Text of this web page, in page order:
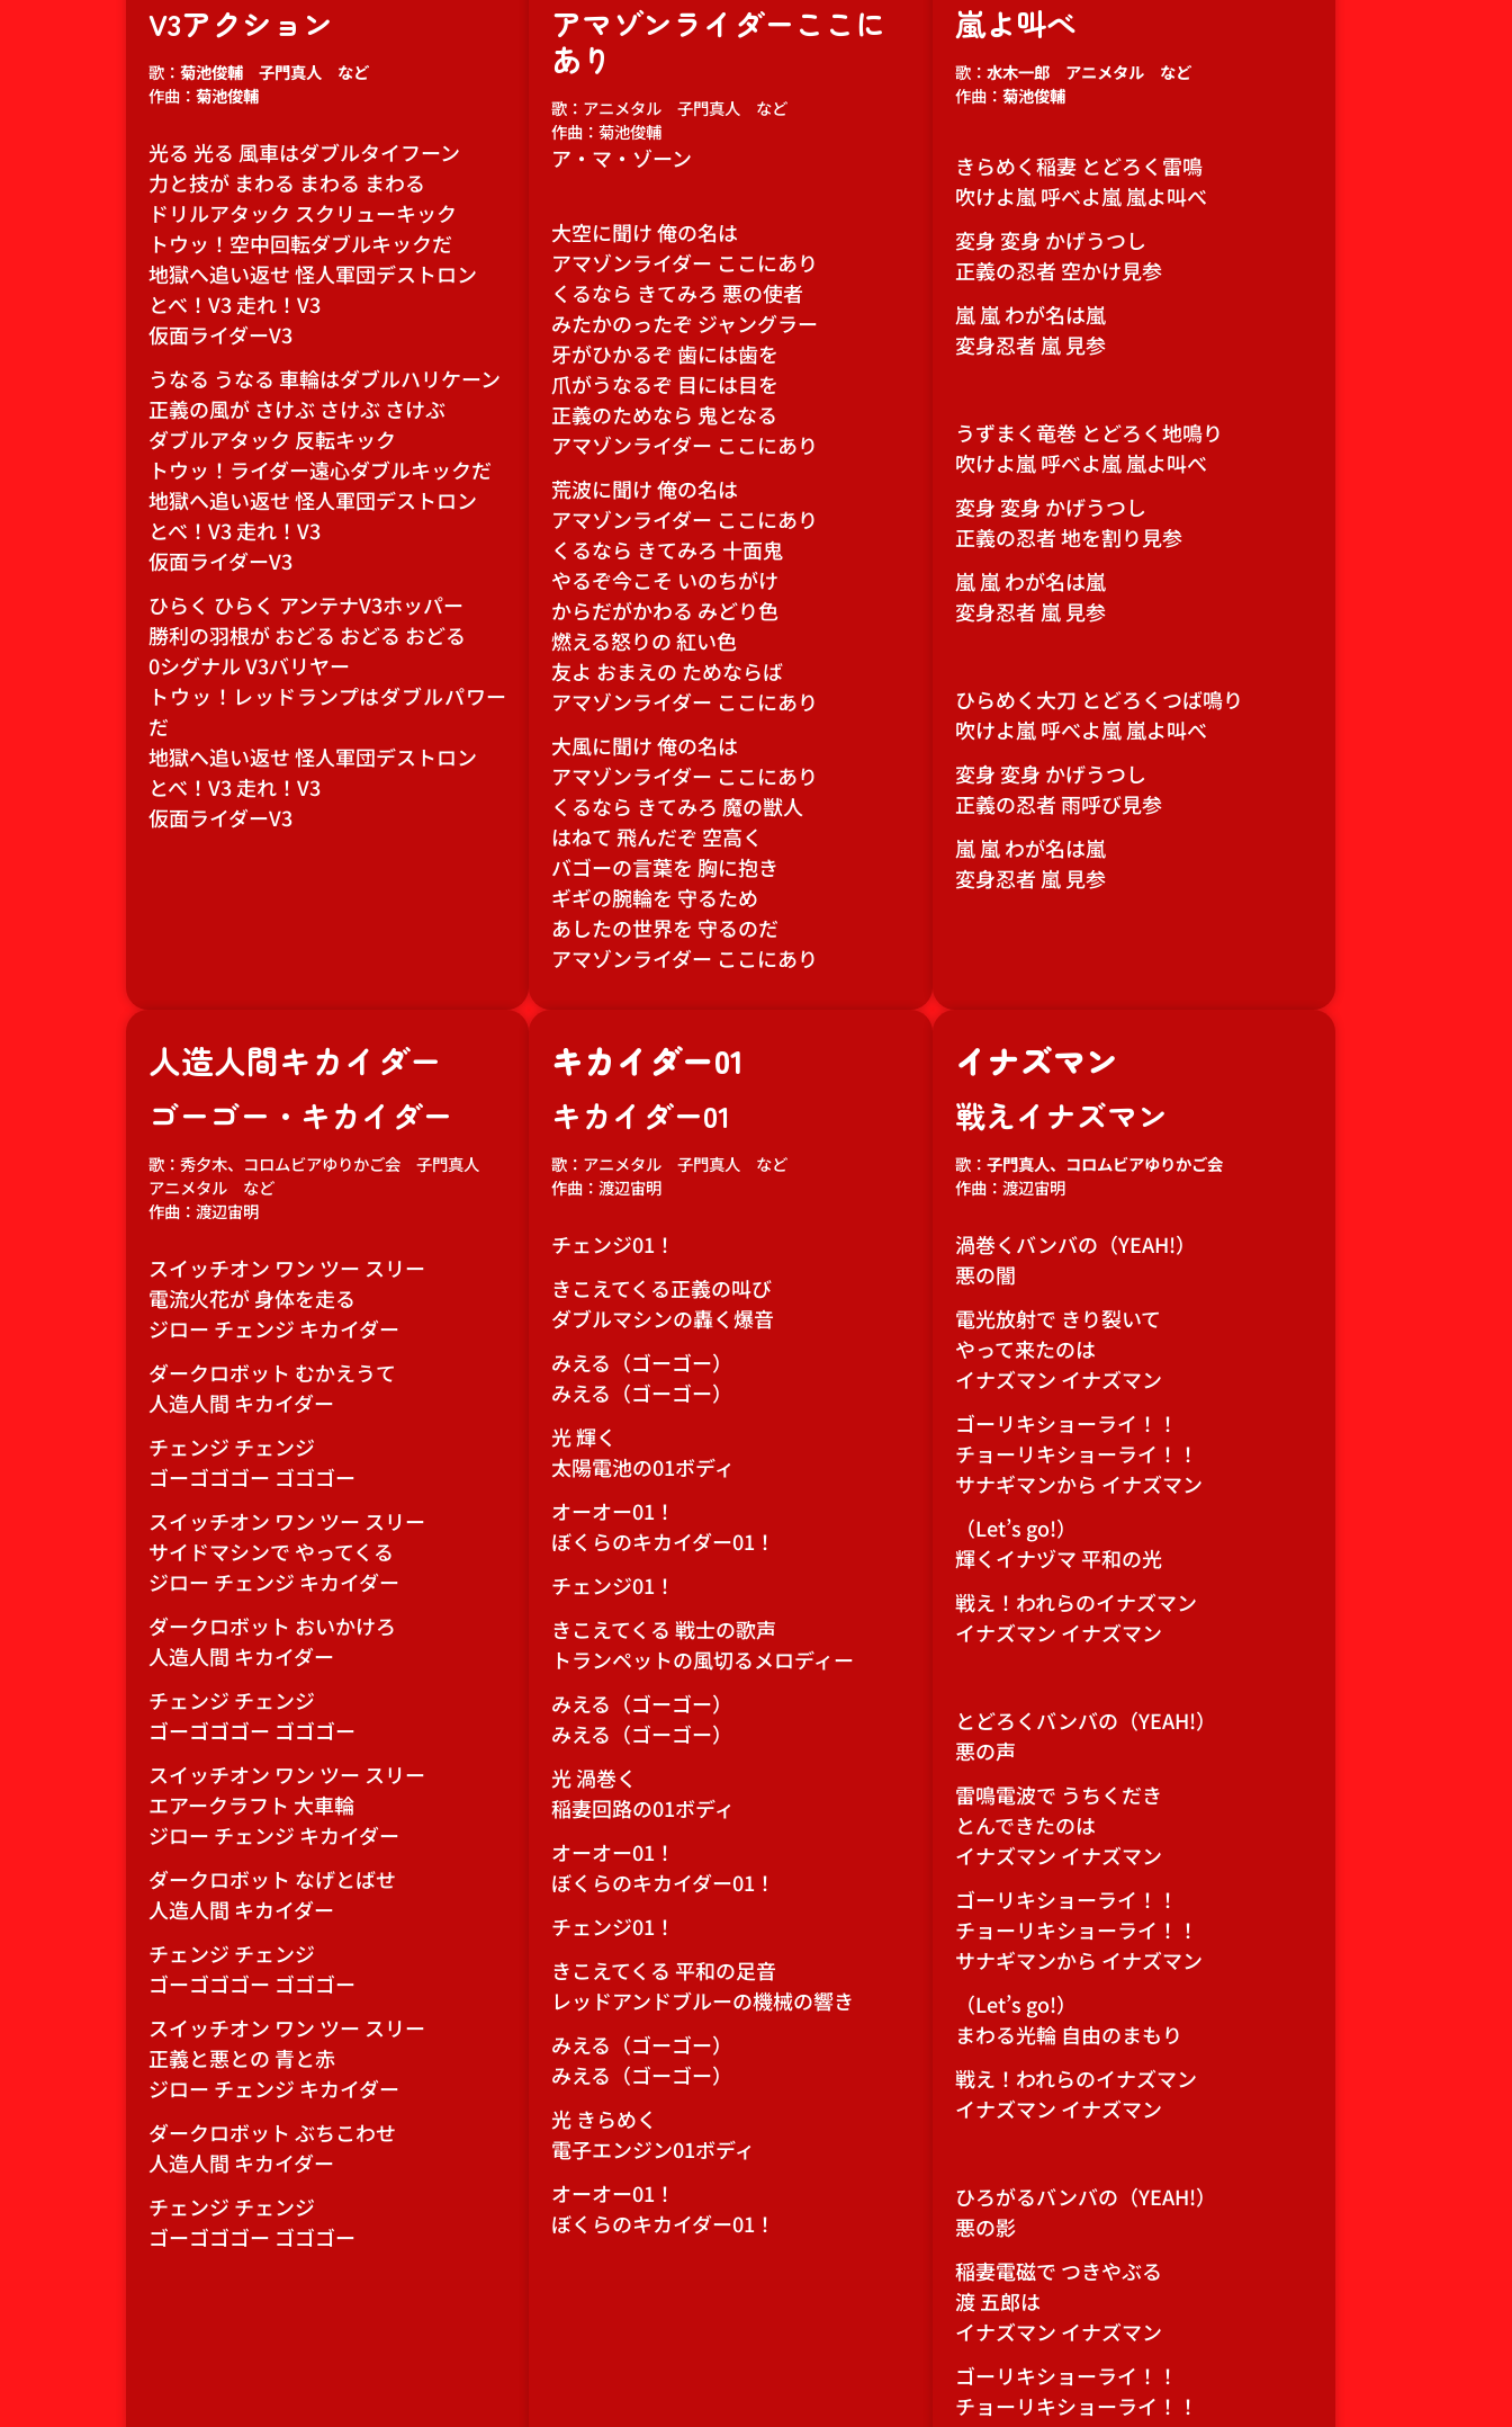
V3アクション
歌： 菊池俊輔 子門真人 など
作曲： 菊池俊輔
光る 光る 風車はダブルタイフーン
力と技が まわる まわる まわる
ドリルアタック スクリューキック
トウッ！空中回転ダブルキックだ
地獄へ追い返せ 怪人軍団デストロン
とべ！V3 走れ！V3
仮面ライダーV3
うなる うなる 車輪はダブルハリケーン
正義の風が さけぶ さけぶ さけぶ
ダブルアタック 反転キック
トウッ！ライダー遠心ダブルキックだ
地獄へ追い返せ 怪人軍団デストロン
とべ！V3 走れ！V3
仮面ライダーV3
ひらく ひらく アンテナV3ホッパー
勝利の羽根が おどる おどる おどる
0シグナル V3バリヤー
トウッ！レッドランプはダブルパワー
だ
地獄へ追い返せ 怪人軍団デストロン
とべ！V3 走れ！V3
仮面ライダーV3
アマゾンライダーここに
あり
歌：アニメタル 子門真人 など
作曲：菊池俊輔
ア・マ・ゾーン
大空に聞け 俺の名は
アマゾンライダー ここにあり
くるなら きてみろ 悪の使者
みたかのったぞ ジャングラー
牙がひかるぞ 歯には歯を
爪がうなるぞ 目には目を
正義のためなら 鬼となる
アマゾンライダー ここにあり
荒波に聞け 俺の名は
アマゾンライダー ここにあり
くるなら きてみろ 十面鬼
やるぞ今こそ いのちがけ
からだがかわる みどり色
燃える怒りの 紅い色
友よ おまえの ためならば
アマゾンライダー ここにあり
大風に聞け 俺の名は
アマゾンライダー ここにあり
くるなら きてみろ 魔の獣人
はねて 飛んだぞ 空高く
バゴーの言葉を 胸に抱き
ギギの腕輪を 守るため
あしたの世界を 守るのだ
アマゾンライダー ここにあり
嵐よ叫べ
歌： 水木一郎 アニメタル など
作曲： 菊池俊輔
きらめく稲妻 とどろく雷鳴
吹けよ嵐 呼べよ嵐 嵐よ叫べ
変身 変身 かげうつし
正義の忍者 空かけ見参
嵐 嵐 わが名は嵐
変身忍者 嵐 見参
うずまく竜巻 とどろく地鳴り
吹けよ嵐 呼べよ嵐 嵐よ叫べ
変身 変身 かげうつし
正義の忍者 地を割り見参
嵐 嵐 わが名は嵐
変身忍者 嵐 見参
ひらめく大刀 とどろくつば鳴り
吹けよ嵐 呼べよ嵐 嵐よ叫べ
変身 変身 かげうつし
正義の忍者 雨呼び見参
嵐 嵐 わが名は嵐
変身忍者 嵐 見参
人造人間キカイダー
ゴーゴー・キカイダー
歌：秀夕木、コロムビアゆりかご会 子門真人
アニメタル など
作曲：渡辺宙明
スイッチオン ワン ツー スリー
電流火花が 身体を走る
ジロー チェンジ キカイダー
ダークロボット むかえうて
人造人間 キカイダー
チェンジ チェンジ
ゴーゴゴゴー ゴゴゴー
スイッチオン ワン ツー スリー
サイドマシンで やってくる
ジロー チェンジ キカイダー
ダークロボット おいかけろ
人造人間 キカイダー
チェンジ チェンジ
ゴーゴゴゴー ゴゴゴー
スイッチオン ワン ツー スリー
エアークラフト 大車輪
ジロー チェンジ キカイダー
ダークロボット なげとばせ
人造人間 キカイダー
チェンジ チェンジ
ゴーゴゴゴー ゴゴゴー
スイッチオン ワン ツー スリー
正義と悪との 青と赤
ジロー チェンジ キカイダー
ダークロボット ぶちこわせ
人造人間 キカイダー
チェンジ チェンジ
ゴーゴゴゴー ゴゴゴー
キカイダー01
キカイダー01
歌：アニメタル 子門真人 など
作曲：渡辺宙明
チェンジ01！
きこえてくる正義の叫び
ダブルマシンの轟く爆音
みえる（ゴーゴー）
みえる（ゴーゴー）
光 輝く
太陽電池の01ボディ
オーオー01！
ぼくらのキカイダー01！
チェンジ01！
きこえてくる 戦士の歌声
トランペットの風切るメロディー
みえる（ゴーゴー）
みえる（ゴーゴー）
光 渦巻く
稲妻回路の01ボディ
オーオー01！
ぼくらのキカイダー01！
チェンジ01！
きこえてくる 平和の足音
レッドアンドブルーの機械の響き
みえる（ゴーゴー）
みえる（ゴーゴー）
光 きらめく
電子エンジン01ボディ
オーオー01！
ぼくらのキカイダー01！
イナズマン
戦えイナズマン
歌： 子門真人、コロムビアゆりかご会
作曲：渡辺宙明
渦巻くバンバの（YEAH!）
悪の闇
電光放射で きり裂いて
やって来たのは
イナズマン イナズマン
ゴーリキショーライ！！
チョーリキショーライ！！
サナギマンから イナズマン
（Let’s go!）
輝くイナヅマ 平和の光
戦え！われらのイナズマン
イナズマン イナズマン
とどろくバンバの（YEAH!）
悪の声
雷鳴電波で うちくだき
とんできたのは
イナズマン イナズマン
ゴーリキショーライ！！
チョーリキショーライ！！
サナギマンから イナズマン
（Let’s go!）
まわる光輪 自由のまもり
戦え！われらのイナズマン
イナズマン イナズマン
ひろがるバンバの（YEAH!）
悪の影
稲妻電磁で つきやぶる
渡 五郎は
イナズマン イナズマン
ゴーリキショーライ！！
チョーリキショーライ！！